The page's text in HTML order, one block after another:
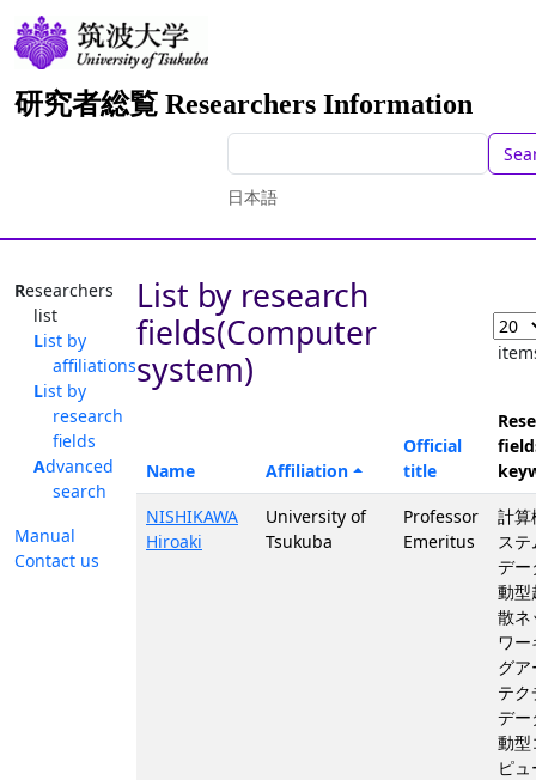
研究者総覧 Researchers Information
日本語
Researchers
list
List by
affiliations
List by
research
fields
Advanced
search
Manual
Contact us
List by research
fields(Computer
system)
Name Affiliation
Official
title
NISHIKAWA
Hiroaki
University of
Tsukuba
Professor
Emeritus
計算
ス
デー
動型
散ネ
ワー
グア
テ
デー
動型
ピ